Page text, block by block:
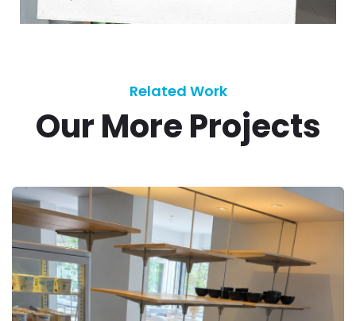
Related Work
Our More Projects